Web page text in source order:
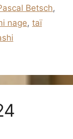
Betsch,
nage, taï